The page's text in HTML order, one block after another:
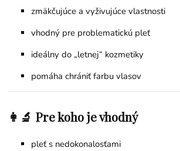
zmäkčujúce a vyživujúce vlastnosti
vhodný pre problematickú pleť
ideálny do „letnej“ kozmetiky
pomáha chrániť farbu vlasov
👩‍🔬 Pre koho je vhodný
pleť s nedokonalosťami